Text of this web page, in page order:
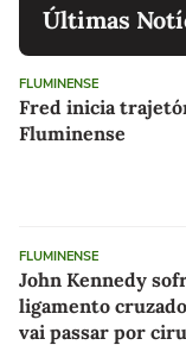
Últimas
FLUMINENSE
Fred inicia
Fluminense
FLUMINENSE
John Kennedy
ligamento
vai passar por